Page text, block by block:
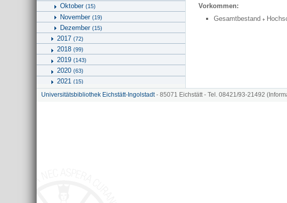
Oktober (15)
November (19)
Dezember (15)
2017 (72)
2018 (99)
2019 (143)
2020 (63)
2021 (15)
2022(27)
Vorkommen:
Gesamtbestand
Universitätsbibliothek Eichstätt-Ingolstadt- 85071 Eichstätt - Tel. 08421/93-21492